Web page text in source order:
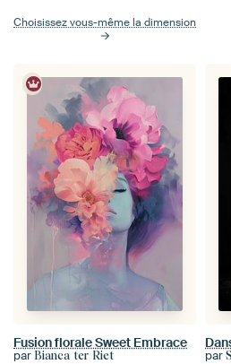
Choisissez vous-même la dimension
Fusion florale Sweet Embrace
par Bianca ter Riet par